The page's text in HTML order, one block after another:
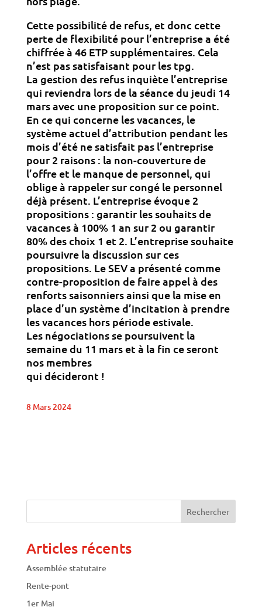
Cette possibilité de refus, et donc cette
perte de flexibilité pour l’entreprise a été
chiffrée à 46 ETP supplémentaires. Cela
n’est pas satisfaisant pour les tpg.
La gestion des refus inquiète l’entreprise
qui reviendra lors de la séance du jeudi 14
mars avec une proposition sur ce point.
En ce qui concerne les vacances, le
système actuel d’attribution pendant les
mois d’été ne satisfait pas l’entreprise
pour 2 raisons : la non-couverture de
l’offre et le manque de personnel, qui
oblige à rappeler sur congé le personnel
déjà présent. L’entreprise évoque 2
propositions : garantir les souhaits de
vacances à 100% 1 an sur 2 ou garantir
80% des choix 1 et 2. L’entreprise souhaite
poursuivre la discussion sur ces
propositions. Le SEV a présenté comme
contre-proposition de faire appel à des
renforts saisonniers ainsi que la mise en
place d’un système d’incitation à prendre
les vacances hors période estivale.
Les négociations se poursuivent la
semaine du 11 mars et à la fin ce seront
nos membres
qui décideront !
8 Mars 2024
Articles récents
Assemblée statutaire
Rente-pont
1er Mai